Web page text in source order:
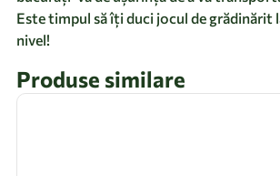
Este timpul să îți duci jocul de grădinărit
nivel!
Produse similare